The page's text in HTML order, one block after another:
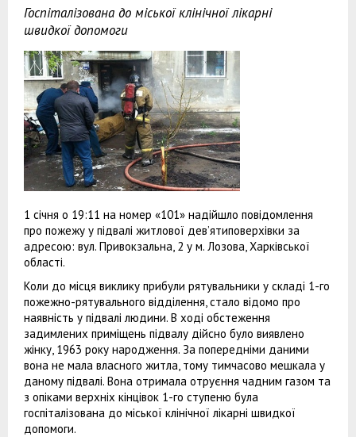
Госпіталізована до міської клінічної лікарні
швидкої допомоги
1 січня о 19:11 на номер «101» надійшло повідомлення
про пожежу у підвалі житлової дев’ятиповерхівки за
адресою: вул. Привокзальна, 2 у м. Лозова, Харківської
області.
Коли до місця виклику прибули рятувальники у складі 1-го
пожежно-рятувального відділення, стало відомо про
наявність у підвалі людини. В ході обстеження
задимлених приміщень підвалу дійсно було виявлено
жінку, 1963 року народження. За попередніми даними
вона не мала власного житла, тому тимчасово мешкала у
даному підвалі. Вона отримала отруєння чадним газом та
з опіками верхніх кінцівок 1-го ступеню була
госпіталізована до міської клінічної лікарні швидкої
допомоги.